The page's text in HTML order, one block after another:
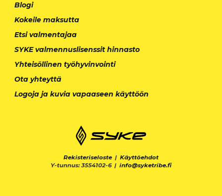
Blogi
Kokeile maksutta
Etsi valmentajaa
SYKE valmennuslisenssit hinnasto
Yhteisöllinen työhyvinvointi
Ota yhteyttä
Logoja ja kuvia vapaaseen käyttöön
Rekisteriseloste | Käyttöehdot
Y-tunnus: 3554102-6 | info@syketribe.fi